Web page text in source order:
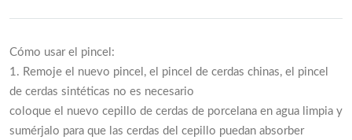
Cómo usar el pincel:
1. Remoje el nuevo pincel, el pincel de cerdas chinas, el pincel
de cerdas sintéticas no es necesario
coloque el nuevo cepillo de cerdas de porcelana en agua limpia y
sumérjalo para que las cerdas del cepillo puedan absorber